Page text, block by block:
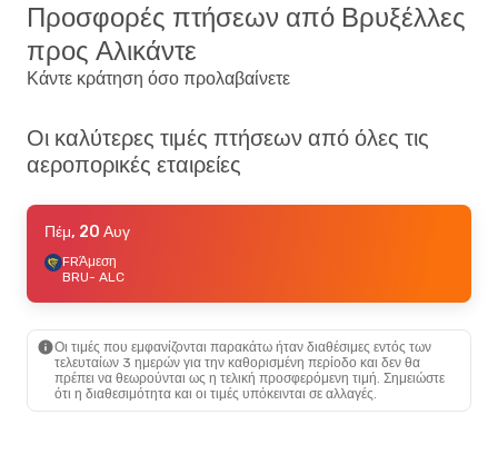
Προσφορές πτήσεων από Βρυξέλλες
προς Αλικάντε
Κάντε κράτηση όσο προλαβαίνετε
Οι καλύτερες τιμές πτήσεων από όλες τις
αεροπορικές εταιρείες
Πέμ, 20 Αυγ
FRΆμεση
BRU- ALC
Οι τιμές που εμφανίζονται παρακάτω ήταν διαθέσιμες εντός των
τελευταίων 3 ημερών για την καθορισμένη περίοδο και δεν θα
πρέπει να θεωρούνται ως η τελική προσφερόμενη τιμή. Σημειώστε
ότι η διαθεσιμότητα και οι τιμές υπόκεινται σε αλλαγές.